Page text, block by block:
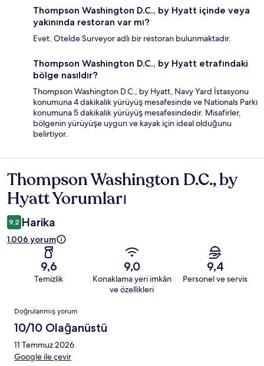
Thompson Washington D.C., by Hyatt içinde veya
yakınında restoran var mı?
Evet. Otelde Surveyor adlı bir restoran bulunmaktadır.
Thompson Washington D.C., by Hyatt etrafındaki
bölge nasıldır?
Thompson Washington D.C., by Hyatt, Navy Yard İstasyonu
konumuna 4 dakikalık yürüyüş mesafesinde ve Nationals Parkı
konumuna 5 dakikalık yürüyüş mesafesindedir. Misafirler,
bölgenin yürüyüşe uygun ve kayak için ideal olduğunu
belirtiyor.
Yorumlar
Thompson Washington D.C., by
Hyatt Yorumları
9,2 Harika
1.006 yorum
9,6
Temizlik
9,0
Konaklama yeri imkân
ve özellikleri
9,4
Personel ve servis
Yorumlar
Doğrulanmış yorum
10/10 Olağanüstü
11 Temmuz 2026
Google ile çevir